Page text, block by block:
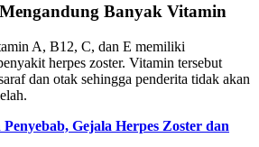
Banyak Vitamin
A, B12, C, dan E memiliki
herpes zoster. Vitamin tersebut
dan otak sehingga penderita tidak akan
Penyebab, Gejala Herpes Zoster dan